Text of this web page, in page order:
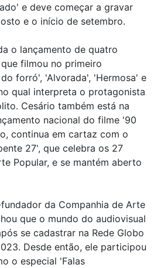
e deve começar a gravar
e o início de setembro.
o lançamento de quatro
filmou no primeiro
forró', 'Alvorada', 'Hermosa' e
qual interpreta o protagonista
Cesário também está na
nacional do filme '90
continua em cartaz com o
27', que celebra os 27
Popular, e se mantém aberto
da Companhia de Arte
que o mundo do audiovisual
se cadastrar na Rede Globo
Desde então, ele participou
o especial 'Falas